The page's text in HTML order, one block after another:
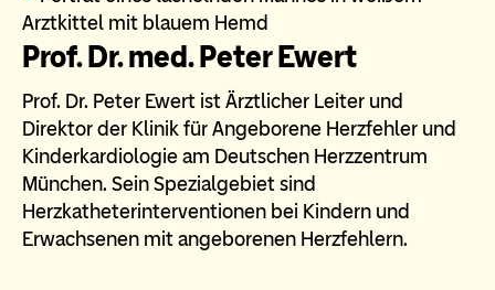
Prof. Dr. med. Peter Ewert
Prof. Dr. Peter Ewert ist Ärztlicher Leiter und
Direktor der Klinik für Angeborene Herzfehler und
Kinderkardiologie am Deutschen Herzzentrum
München. Sein Spezialgebiet sind
Herzkatheterinterventionen bei Kindern und
Erwachsenen mit angeborenen Herzfehlern.